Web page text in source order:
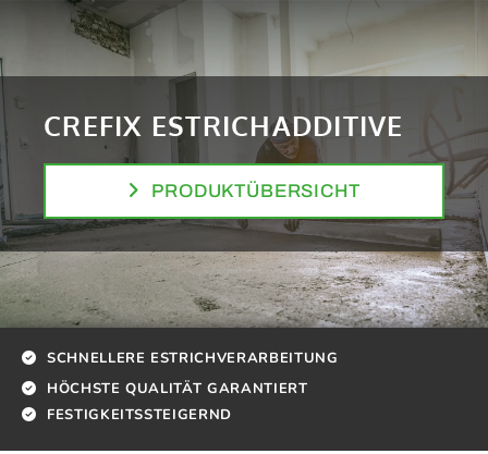
CREFIX ESTRICHADDITIVE
PRODUKTÜBERSICHT
 SCHNELLERE ESTRICHVERARBEITUNG
 HÖCHSTE QUALITÄT GARANTIERT
 FESTIGKEITSSTEIGERND